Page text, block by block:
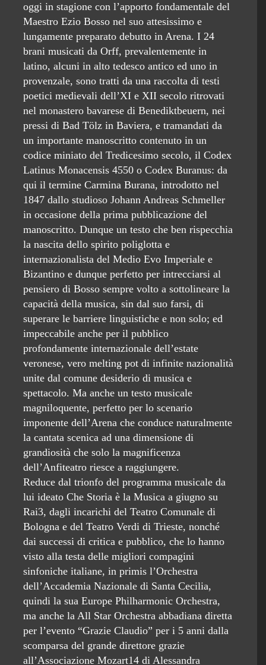
oggi in stagione con l’apporto fondamentale del
Maestro Ezio Bosso nel suo attesissimo e
lungamente preparato debutto in Arena. I 24
brani musicati da Orff, prevalentemente in
latino, alcuni in alto tedesco antico ed uno in
provenzale, sono tratti da una raccolta di testi
poetici medievali dell’XI e XII secolo ritrovati
nel monastero bavarese di Benediktbeuern, nei
pressi di Bad Tölz in Baviera, e tramandati da
un importante manoscritto contenuto in un
codice miniato del Tredicesimo secolo, il Codex
Latinus Monacensis 4550 o Codex Buranus: da
qui il termine Carmina Burana, introdotto nel
1847 dallo studioso Johann Andreas Schmeller
in occasione della prima pubblicazione del
manoscritto. Dunque un testo che ben rispecchia
la nascita dello spirito poliglotta e
internazionalista del Medio Evo Imperiale e
Bizantino e dunque perfetto per intrecciarsi al
pensiero di Bosso sempre volto a sottolineare la
capacità della musica, sin dal suo farsi, di
superare le barriere linguistiche e non solo; ed
impeccabile anche per il pubblico
profondamente internazionale dell’estate
veronese, vero melting pot di infinite nazionalità
unite dal comune desiderio di musica e
spettacolo. Ma anche un testo musicale
magniloquente, perfetto per lo scenario
imponente dell’Arena che conduce naturalmente
la cantata scenica ad una dimensione di
grandiosità che solo la magnificenza
dell’Anfiteatro riesce a raggiungere.
Reduce dal trionfo del programma musicale da
lui ideato Che Storia è la Musica a giugno su
Rai3, dagli incarichi del Teatro Comunale di
Bologna e del Teatro Verdi di Trieste, nonché
dai successi di critica e pubblico, che lo hanno
visto alla testa delle migliori compagini
sinfoniche italiane, in primis l’Orchestra
dell’Accademia Nazionale di Santa Cecilia,
quindi la sua Europe Philharmonic Orchestra,
ma anche la All Star Orchestra abbadiana diretta
per l’evento “Grazie Claudio” per i 5 anni dalla
scomparsa del grande direttore grazie
all’Associazione Mozart14 di Alessandra